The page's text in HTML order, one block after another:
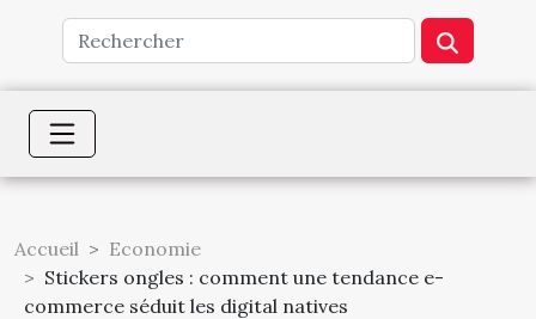
Accueil
Economie
Stickers ongles : comment une tendance e-
commerce séduit les digital natives